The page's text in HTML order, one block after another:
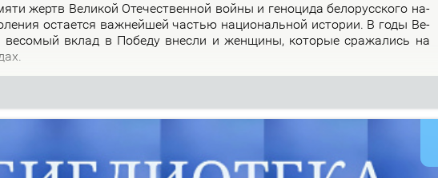
жертв Ве­ли­кой Оте­че­ствен­ной вой­ны и ге­но­ци­да бе­ло­рус­ско­го на­
оста­ет­ся важ­ней­шей ча­стью на­цио­наль­ной ис­то­рии. В го­ды Ве­
вклад в По­бе­ду внес­ли и жен­щи­ны, ко­то­рые сра­жа­лись на